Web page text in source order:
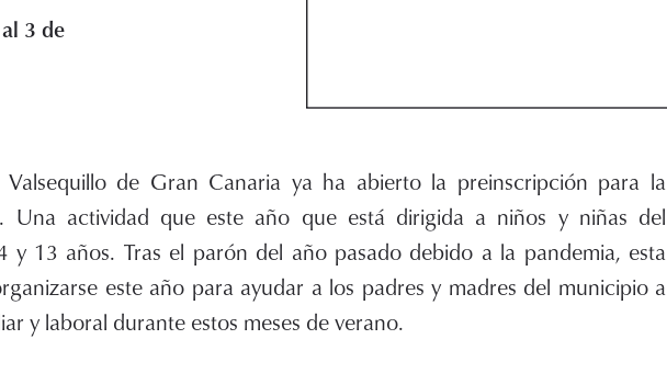
3 de
Valsequillo de Gran Canaria ya ha abierto la preinscripción para la
Una actividad que este año que está dirigida a niños y niñas del
y 13 años. Tras el parón del año pasado debido a la pandemia, esta
este año para ayudar a los padres y madres del municipio a
y laboral durante estos meses de verano.